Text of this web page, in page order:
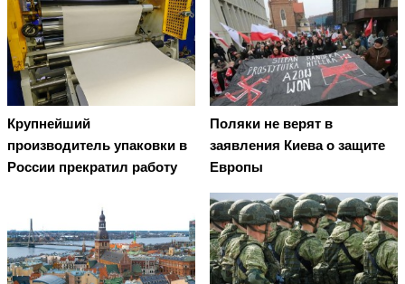
Крупнейший
производитель упаковки в
России прекратил работу
Поляки не верят в
заявления Киева о защите
Европы